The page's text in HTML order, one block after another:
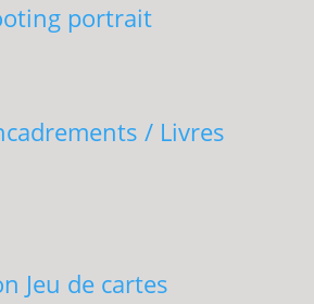
portrait
/ Livres
Jeu de cartes